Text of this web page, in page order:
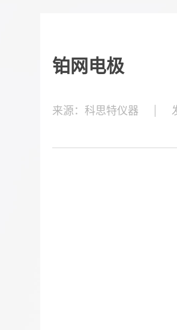
铂网电极
来源：科思特仪器